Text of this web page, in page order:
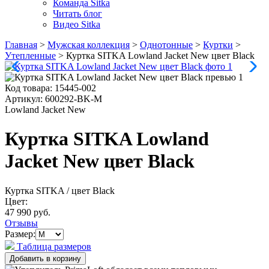
Команда Sitka
Читать блог
Видео Sitka
Главная > Мужская коллекция > Однотонные > Куртки >
Утепленные > Куртка SITKA Lowland Jacket New цвет Black
Код товара: 15445-002
Артикул: 600292-BK-M
Lowland Jacket New
Куртка SITKA Lowland
Jacket New цвет Black
Куртка SITKA / цвет Black
Цвет:
47 990 руб.
Отзывы
Размер:
Таблица размеров